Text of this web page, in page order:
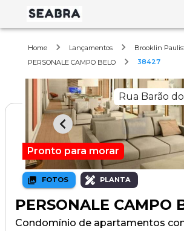
Home Lançamentos
Brooklin
PERSONALE CAMPO BELO
38427
FOTOS PLANTA
Rua Barão
Pronto para morar
PERSONALE CAMPO
Condomínio de apartamentos